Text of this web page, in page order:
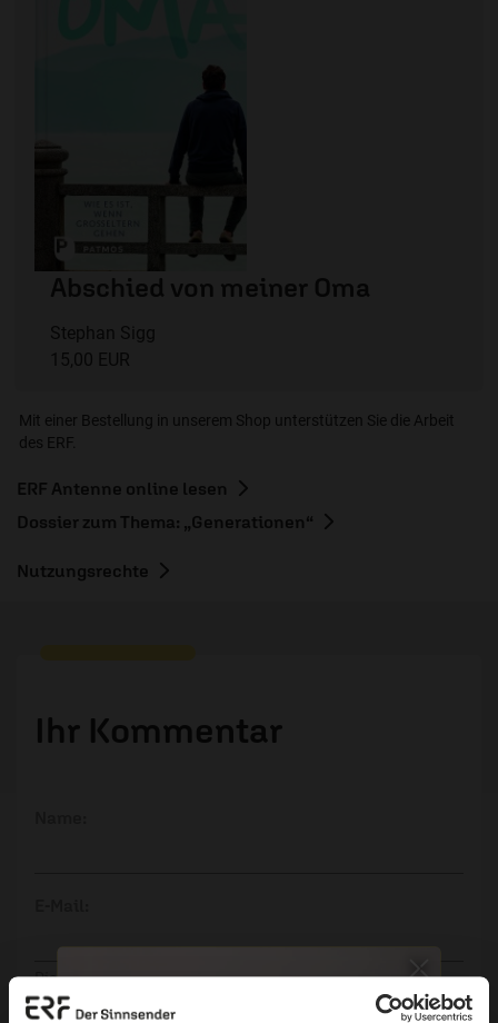
Abschied von meiner Oma
Stephan Sigg
15,00 EUR
Mit einer Bestellung in unserem Shop unterstützen Sie die Arbeit
des ERF.
ERF Antenne online lesen
Dossier zum Thema: „Generationen“
Nutzungsrechte
Ihr Kommentar
Die E-Mail-Adresse wird nicht veröffentlicht.